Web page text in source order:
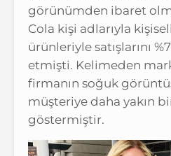
görünümden ibaret
Cola kişi adlarıyla
ürünleriyle satışlarını
etmişti. Kelimeden
firmanın soğuk
müşteriye daha yakın
göstermiştir.